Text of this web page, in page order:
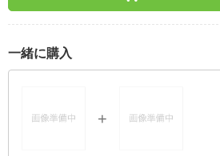
一緒に購入